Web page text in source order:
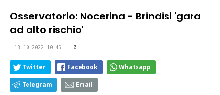
Osservatorio: Nocerina - Brindisi 'gara
ad alto rischio'
13.10.2022 10:45 0
Twitter Facebook Whatsapp
Telegram Email